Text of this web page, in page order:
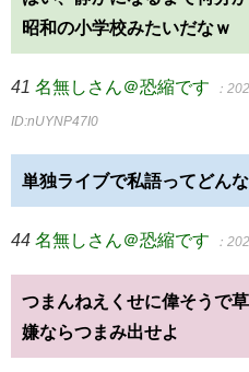
昭和の小学校みたいだなｗ
41 名無しさん＠恐縮です ：
ID:nUYNP47I0
単独ライブで私語ってど
44 名無しさん＠恐縮です ：
つまんねえくせに偉そうで草
嫌ならつまみ出せよ